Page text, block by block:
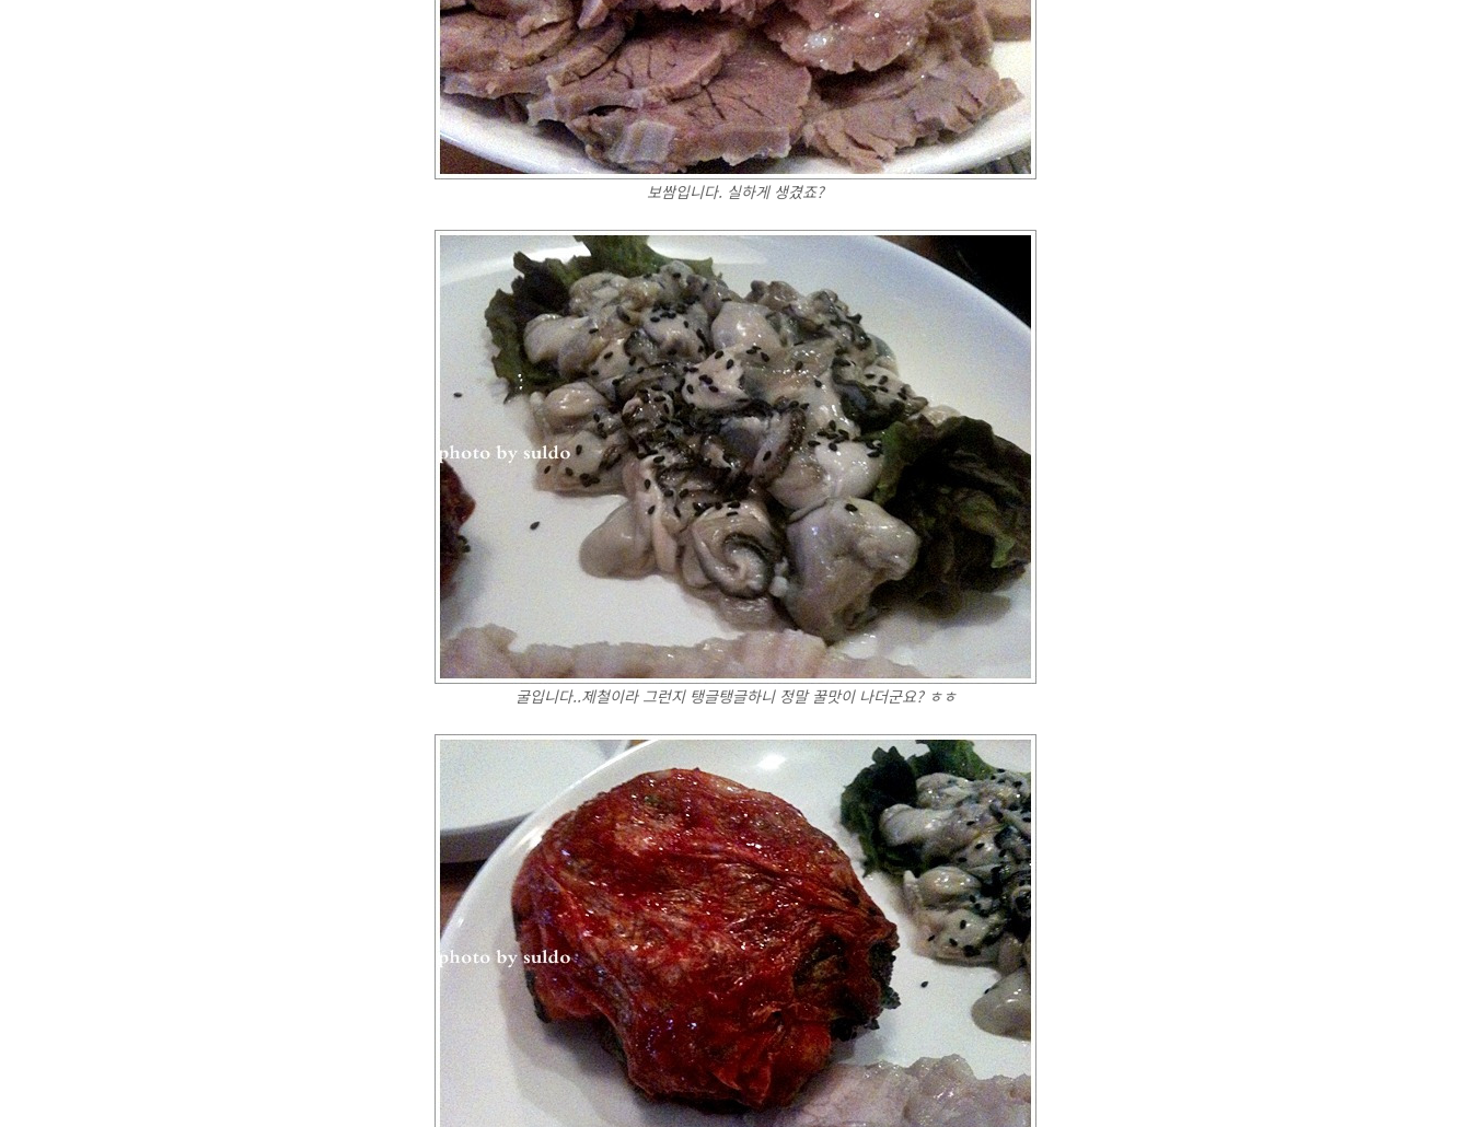
보쌈입니다. 실하게 생겼죠?
굴입니다..제철이라 그런지 탱글탱글하니 정말 꿀맛이 나더군요? ㅎㅎ